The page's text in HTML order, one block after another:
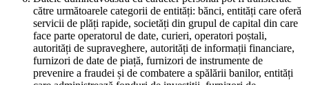
către următoarele categorii de entități: bănci, entități care oferă
servicii de plăți rapide, societăți din grupul de capital din care
face parte operatorul de date, curieri, operatori poștali,
autorități de supraveghere, autorități de informații financiare,
furnizori de date de piață, furnizori de instrumente de
prevenire a fraudei și de combatere a spălării banilor, entități